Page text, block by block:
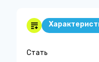
Стать